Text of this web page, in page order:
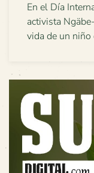
En el Día
activista
vida de un niño